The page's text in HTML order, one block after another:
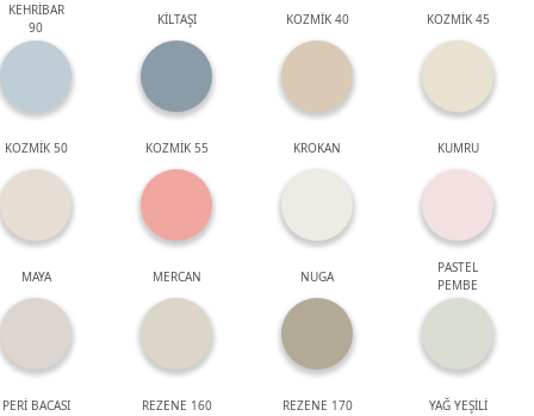
KEHRİBAR
90
KİLTAŞI KOZMİK 40 KOZMİK 45
KOZMİK 50 KOZMİK 55 KROKAN KUMRU
MAYA MERCAN NUGA
PASTEL
PEMBE
PERİ BACASI REZENE 160 REZENE 170 YAĞ YEŞİLİ